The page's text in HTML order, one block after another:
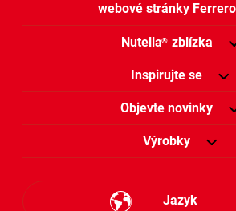
webové stránky Ferrero
Nutella® zblízka
Inspirujte se
Objevte novinky
Výrobky
Jazyk